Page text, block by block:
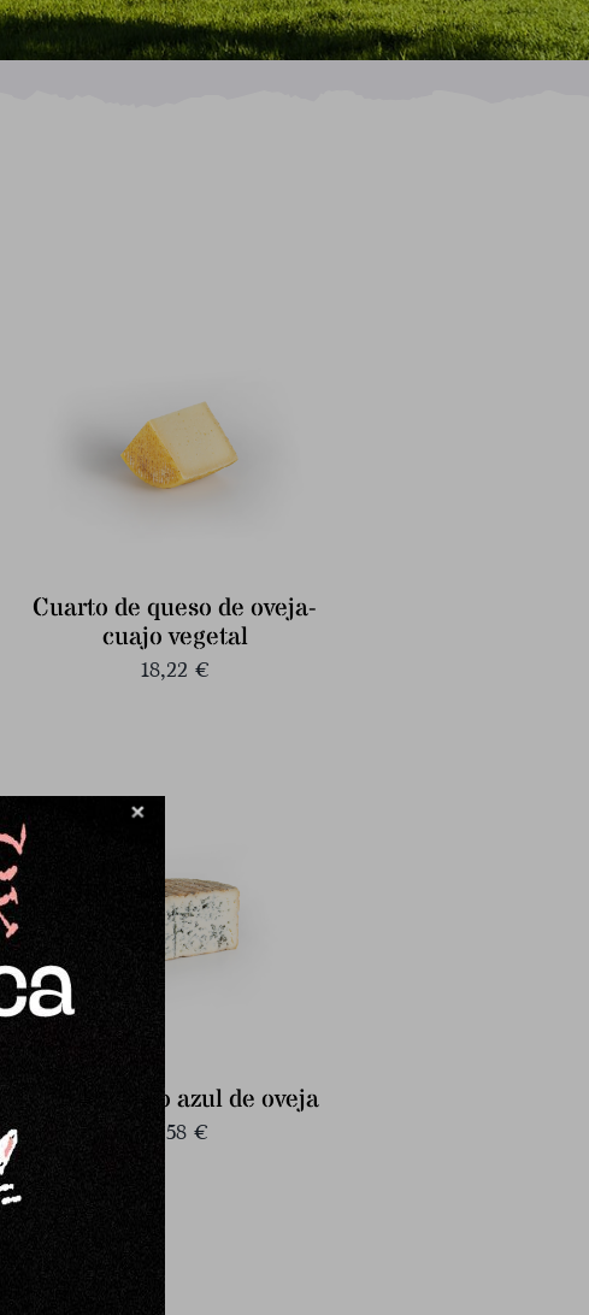
Cuarto de queso de oveja-
cuajo vegetal
18,22 €
Medio queso azul de oveja
51,58 €